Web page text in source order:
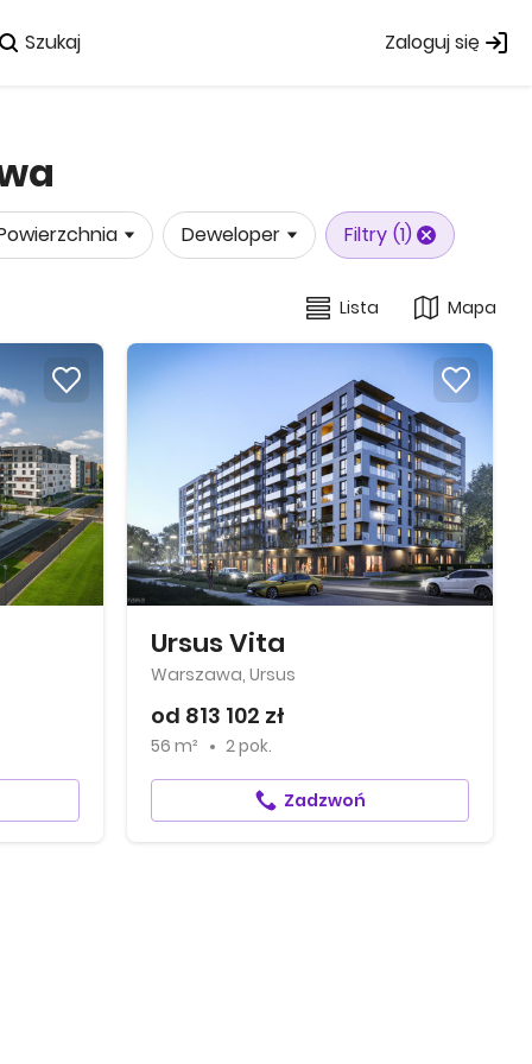
Szukaj Zaloguj się
Deweloper Filtry (1)
Lista Mapa
Ursus Vita
Warszawa, Ursus
od 813 102 zł
56 m² 2 pok.
Zadzwoń